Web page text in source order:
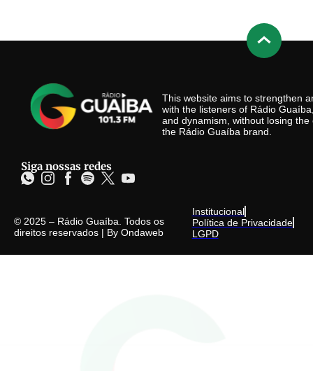
This website aims to strengthen
with the listeners of Rádio
and dynamism, without losing
the Rádio Guaíba brand.
Siga nossas redes
© 2025 – Rádio Guaíba. Todos os
direitos reservados | By Ondaweb
Institucional
Política de Privacidade
LGPD